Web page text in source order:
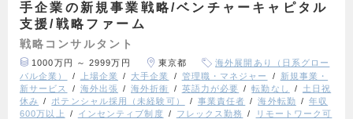
手企業の新規事業戦略/ベンチャーキャピタル
支援/戦略ファーム
戦略コンサルタント
1000万円 ～ 2999万円 東京都
海外展開あり（日系グロー
バル企業）
上場企業 大手企業 管理職・マネジャー
新規事業・
新サービス
海外出張 海外折衝 英語力が必要 転勤なし
土日祝
休み
ポテンシャル採用（未経験可） 事業責任者 海外転勤
年収
600万以上
インセンティブ制度 フレックス勤務
リモートワーク可